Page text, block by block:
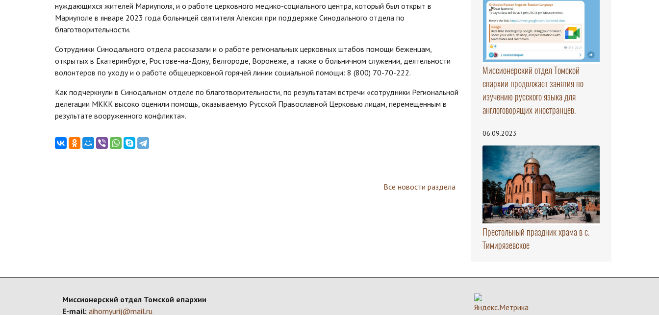
нуждающихся жителей Мариуполя, и о работе церковного медико-социального центра, который был открыт в
Мариуполе в январе 2023 года больницей святителя Алексия при поддержке Синодального отдела по
благотворительности.
Сотрудники Синодального отдела рассказали и о работе региональных церковных штабов помощи беженцам,
открытых в Екатеринбурге, Ростове-на-Дону, Белгороде, Воронеже, а также о больничном служении, деятельности
волонтеров по уходу и о работе общецерковной горячей линии социальной помощи: 8 (800) 70-70-222.
Как подчеркнули в Синодальном отделе по благотворительности, по результатам встречи «сотрудники Региональной
делегации МККК высоко оценили помощь, оказываемую Русской Православной Церковью лицам, перемещенным в
результате вооруженного конфликта».
Все новости раздела
Миссионерский отдел Томской
епархии продолжает занятия по
изучению русского языка для
англоговорящих иностранцев.
06.09.2023
Престольный праздник храма в с.
Тимирязевское
Миссионерский отдел Томской епархии
E-mail: aihornyurij@mail.ru